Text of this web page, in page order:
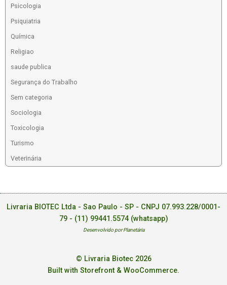
Psicologia
Psiquiatria
Química
Religiao
saude publica
Segurança do Trabalho
Sem categoria
Sociologia
Toxicologia
Turismo
Veterinária
Livraria BIOTEC Ltda - Sao Paulo - SP - CNPJ 07.993.228/0001-
79 - (11) 99441.5574 (whatsapp)
Desenvolvido por Planetária
© Livraria Biotec 2026
Built with Storefront & WooCommerce.